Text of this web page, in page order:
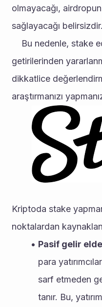
olmayacağı,
sağlayacağı belirsizdir.
getirilerinden
dikkatlice
araştırmanızı
Kriptoda stake
noktalardan
Pasif gelir
para
sarf etmeden
tanır. Bu,